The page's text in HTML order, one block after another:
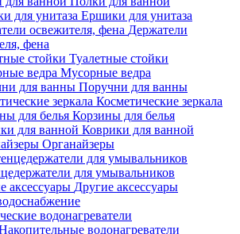
Ершики для унитаза
Держатели
фена
Туалетные стойки
Мусорные ведра
Поручни для ванны
Косметические зеркала
Корзины для белья
Коврики для ванной
Органайзеры
для умывальников
Другие аксессуары
водонагреватели